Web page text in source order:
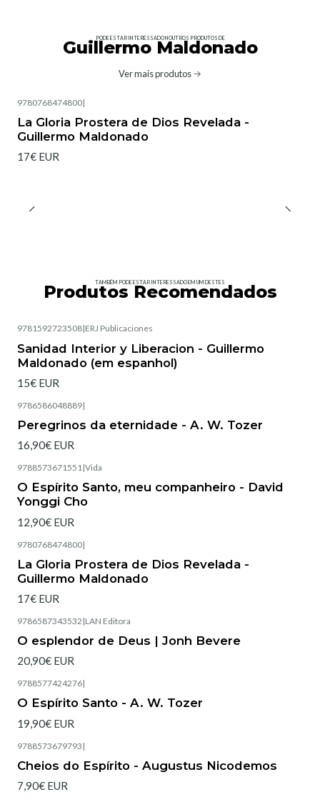
PODE ESTAR INTERESSADO NOUTROS PRODUTOS DE
Guillermo Maldonado
Ver mais produtos
9780768474800|
La Gloria Prostera de Dios Revelada -
Guillermo Maldonado
17€ EUR
TAMBÉM PODE ESTAR INTERESSADO EM UM DESTES
Produtos Recomendados
9781592723508|ERJ Publicaciones
Sanidad Interior y Liberacion - Guillermo
Maldonado (em espanhol)
15€ EUR
9786586048889|
Peregrinos da eternidade - A. W. Tozer
16,90€ EUR
9788573671551|Vida
O Espírito Santo, meu companheiro - David
Yonggi Cho
12,90€ EUR
9780768474800|
La Gloria Prostera de Dios Revelada -
Guillermo Maldonado
17€ EUR
9786587343532 |LAN Editora
O esplendor de Deus | Jonh Bevere
20,90€ EUR
9788577424276|
O Espírito Santo - A. W. Tozer
19,90€ EUR
9788573679793 |
Cheios do Espírito - Augustus Nicodemos
7,90€ EUR